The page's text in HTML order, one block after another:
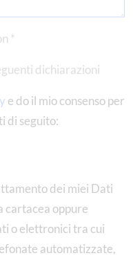
*
dichiarazioni
e do il mio consenso per
di seguito:
dei miei Dati
cartacea oppure
o elettronici tra cui
automatizzate,